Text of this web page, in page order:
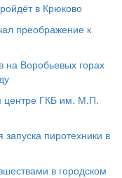
в Крюково
преображение к
на Воробьевых горах
центре ГКБ им. М.П.
пиротехники в
в городском